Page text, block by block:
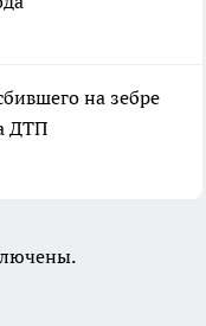
на зебре
ДТП